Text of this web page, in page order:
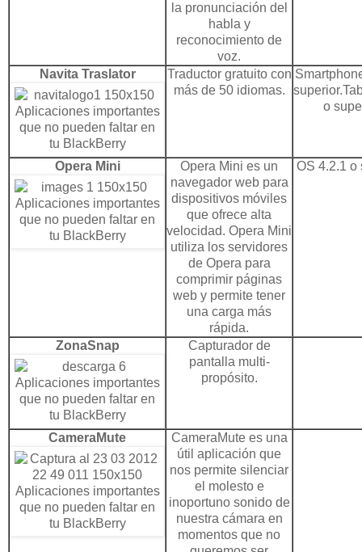
la pronunciación del
habla y
reconocimiento de
voz.
Navita Traslator
Traductor gratuito con
más de 50 idiomas.
o
Opera Mini
Opera Mini es un
navegador web para
dispositivos móviles
que ofrece alta
velocidad. Opera Mini
utiliza los servidores
de Opera para
comprimir páginas
web y permite tener
una carga más
rápida.
OS 4.2.1 o
ZonaSnap
Capturador de
pantalla multi-
propósito.
CameraMute
CameraMute es una
útil aplicación que
nos permite silenciar
el molesto e
inoportuno sonido de
nuestra cámara en
momentos que no